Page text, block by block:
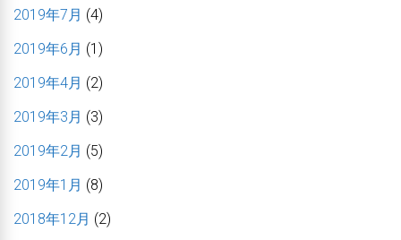
2019年7月 (4)
2019年6月 (1)
2019年4月 (2)
2019年3月 (3)
2019年2月 (5)
2019年1月 (8)
2018年12月 (2)